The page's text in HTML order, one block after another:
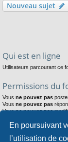
En poursuivant
l’utilisation de
Nouveau sujet
Qui est en ligne
Utilisateurs parcourant ce
Permissions du
Vous ne pouvez pas
Vous ne pouvez pas
Vousne pouvez pas
Vousne pouvez pas
Accueil Index du